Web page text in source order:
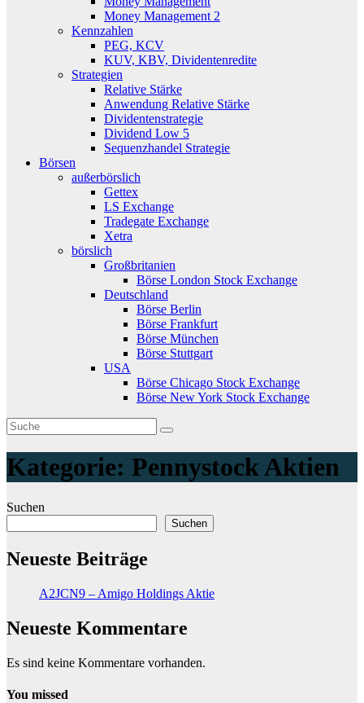
Money Management 2
Kennzahlen
PEG, KCV
KUV, KBV, Dividentenredite
Strategien
Relative Stärke
Anwendung Relative Stärke
Dividentenstrategie
Dividend Low 5
Sequenzhandel Strategie
Börsen
außerbörslich
Gettex
LS Exchange
Tradegate Exchange
Xetra
börslich
Großbritanien
Börse London Stock Exchange
Deutschland
Börse Berlin
Börse Frankfurt
Börse München
Börse Stuttgart
USA
Börse Chicago Stock Exchange
Börse New York Stock Exchange
Kategorie: Pennystock Aktien
Suchen
Suchen
Neueste Beiträge
A2JCN9 – Amigo Holdings Aktie
Neueste Kommentare
Es sind keine Kommentare vorhanden.
You missed